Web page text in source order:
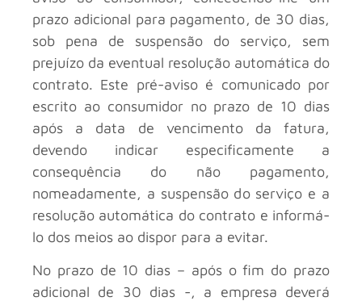
prazo adicional para pagamento, de 30 dias,
sob pena de suspensão do serviço, sem
prejuízo da eventual resolução automática do
contrato. Este pré-aviso é comunicado por
escrito ao consumidor no prazo de 10 dias
após a data de vencimento da fatura,
devendo indicar especificamente a
consequência do não pagamento,
nomeadamente, a suspensão do serviço e a
resolução automática do contrato e informá-
lo dos meios ao dispor para a evitar.
No prazo de 10 dias – após o fim do prazo
adicional de 30 dias -, a empresa deverá